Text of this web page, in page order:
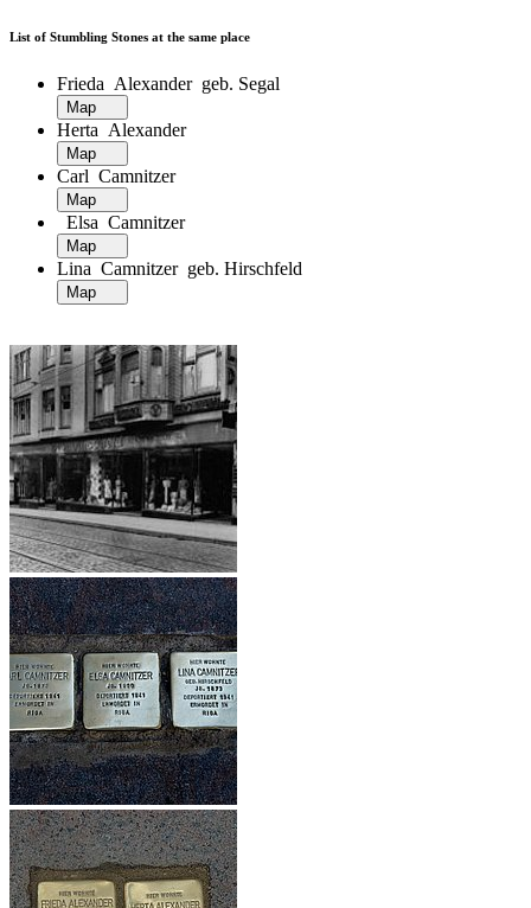
List of Stumbling Stones at the same place
Frieda Alexander geb. Segal
Herta Alexander
Carl Camnitzer
Elsa Camnitzer
Lina Camnitzer geb. Hirschfeld